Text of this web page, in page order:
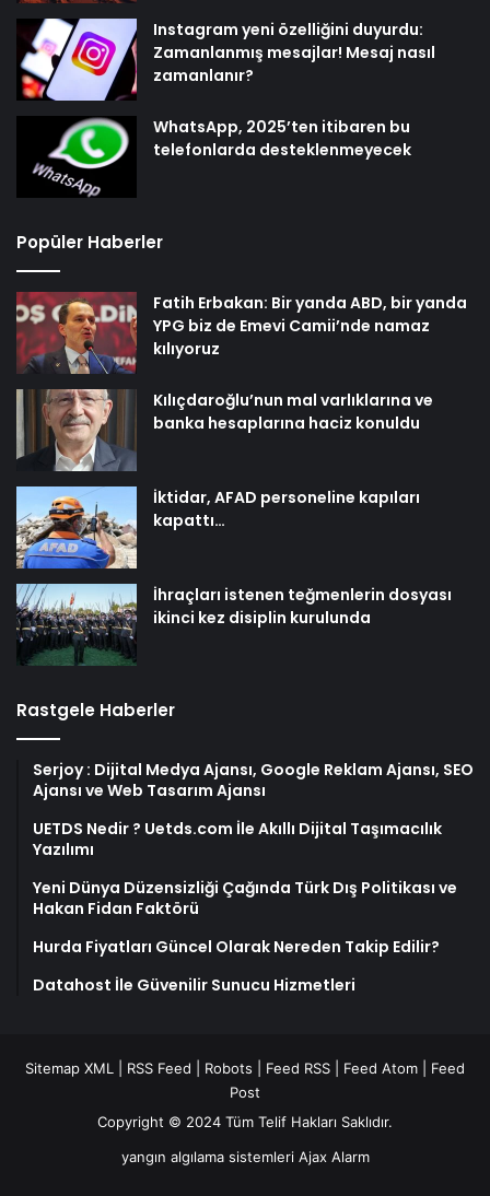
Instagram yeni özelliğini duyurdu:
Zamanlanmış mesajlar! Mesaj nasıl
zamanlanır?
WhatsApp, 2025’ten itibaren bu
telefonlarda desteklenmeyecek
Popüler Haberler
Fatih Erbakan: Bir yanda ABD, bir yanda
YPG biz de Emevi Camii’nde namaz
kılıyoruz
Kılıçdaroğlu’nun mal varlıklarına ve
banka hesaplarına haciz konuldu
İktidar, AFAD personeline kapıları
kapattı…
İhraçları istenen teğmenlerin dosyası
ikinci kez disiplin kurulunda
Rastgele Haberler
Serjoy : Dijital Medya Ajansı, Google Reklam Ajansı, SEO
Ajansı ve Web Tasarım Ajansı
UETDS Nedir ? Uetds.com İle Akıllı Dijital Taşımacılık
Yazılımı
Yeni Dünya Düzensizliği Çağında Türk Dış Politikası ve
Hakan Fidan Faktörü
Hurda Fiyatları Güncel Olarak Nereden Takip Edilir?
Datahost İle Güvenilir Sunucu Hizmetleri
Sitemap XML RSS Feed Robots Feed RSS Feed Atom
Feed
Post
Copyright © 2024 Tüm Telif Hakları Saklıdır.
yangın algılama sistemleri Ajax Alarm